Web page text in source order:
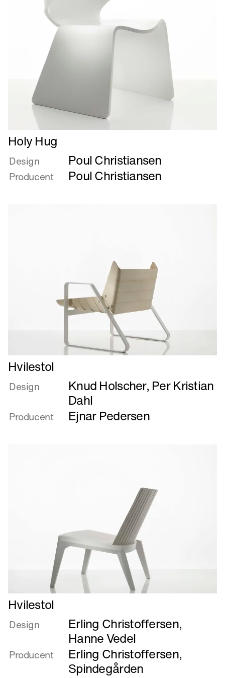
Læs
mere
om
Holy
Hug
Holy Hug
Design Poul Christiansen
Producent Poul Christiansen
Læs
mere
om
Hvilestol
Design Knud Holscher, Per Kristian
Dahl
Producent Ejnar Pedersen
Læs
mere
om
Hvilestol
Design Erling Christoffersen,
Hanne Vedel
Producent Erling Christoffersen,
Spindegården